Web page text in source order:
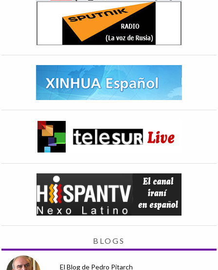
BLOGS
El Blog de Pedro Pitarch